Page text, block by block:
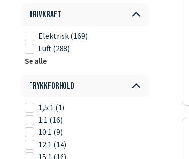
Drivkraft
Elektrisk (169)
Luft (288)
Se alle
Trykkforhold
1,5:1 (1)
1:1 (16)
10:1 (9)
12:1 (14)
15:1 (16)